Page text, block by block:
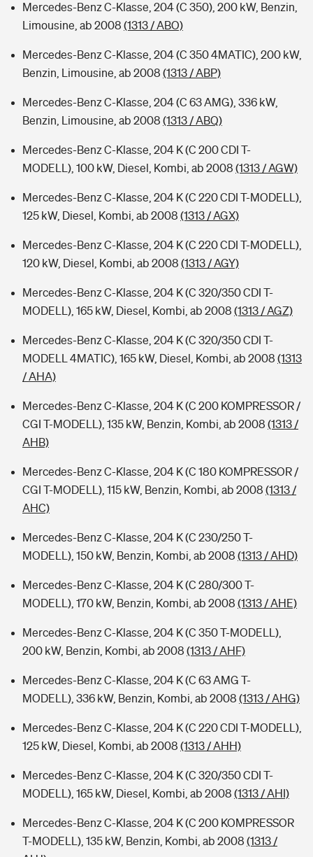
Mercedes-Benz C-Klasse, 204 (C 350), 200 kW, Benzin,
Limousine, ab 2008 (1313 / ABO)
Mercedes-Benz C-Klasse, 204 (C 350 4MATIC), 200 kW,
Benzin, Limousine, ab 2008 (1313 / ABP)
Mercedes-Benz C-Klasse, 204 (C 63 AMG), 336 kW,
Benzin, Limousine, ab 2008 (1313 / ABQ)
Mercedes-Benz C-Klasse, 204 K (C 200 CDI T-
MODELL), 100 kW, Diesel, Kombi, ab 2008 (1313 / AGW)
Mercedes-Benz C-Klasse, 204 K (C 220 CDI T-MODELL),
125 kW, Diesel, Kombi, ab 2008 (1313 / AGX)
Mercedes-Benz C-Klasse, 204 K (C 220 CDI T-MODELL),
120 kW, Diesel, Kombi, ab 2008 (1313 / AGY)
Mercedes-Benz C-Klasse, 204 K (C 320/350 CDI T-
MODELL), 165 kW, Diesel, Kombi, ab 2008 (1313 / AGZ)
Mercedes-Benz C-Klasse, 204 K (C 320/350 CDI T-
MODELL 4MATIC), 165 kW, Diesel, Kombi, ab 2008 (1313
/ AHA)
Mercedes-Benz C-Klasse, 204 K (C 200 KOMPRESSOR /
CGI T-MODELL), 135 kW, Benzin, Kombi, ab 2008 (1313 /
AHB)
Mercedes-Benz C-Klasse, 204 K (C 180 KOMPRESSOR /
CGI T-MODELL), 115 kW, Benzin, Kombi, ab 2008 (1313 /
AHC)
Mercedes-Benz C-Klasse, 204 K (C 230/250 T-
MODELL), 150 kW, Benzin, Kombi, ab 2008 (1313 / AHD)
Mercedes-Benz C-Klasse, 204 K (C 280/300 T-
MODELL), 170 kW, Benzin, Kombi, ab 2008 (1313 / AHE)
Mercedes-Benz C-Klasse, 204 K (C 350 T-MODELL),
200 kW, Benzin, Kombi, ab 2008 (1313 / AHF)
Mercedes-Benz C-Klasse, 204 K (C 63 AMG T-
MODELL), 336 kW, Benzin, Kombi, ab 2008 (1313 / AHG)
Mercedes-Benz C-Klasse, 204 K (C 220 CDI T-MODELL),
125 kW, Diesel, Kombi, ab 2008 (1313 / AHH)
Mercedes-Benz C-Klasse, 204 K (C 320/350 CDI T-
MODELL), 165 kW, Diesel, Kombi, ab 2008 (1313 / AHI)
Mercedes-Benz C-Klasse, 204 K (C 200 KOMPRESSOR
T-MODELL), 135 kW, Benzin, Kombi, ab 2008 (1313 /